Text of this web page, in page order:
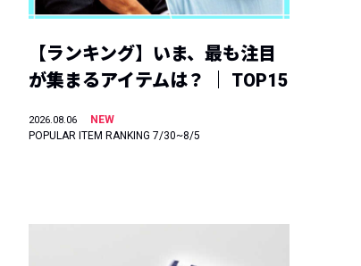
【ランキング】いま、最も注目
が集まるアイテムは？ ｜ TOP15
2026.08.06
NEW
POPULAR ITEM RANKING 7/30~8/5